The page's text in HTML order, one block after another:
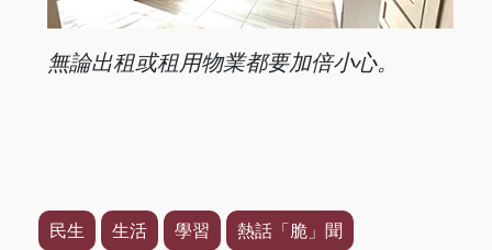
無論出租或租用物業都要加倍小心。
民生 生活 學習 熱話「脆」聞